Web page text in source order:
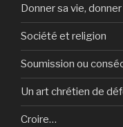
Donner sa vie, donner
Société et religion
Soumission ou
Un art chrétien de
Croire…